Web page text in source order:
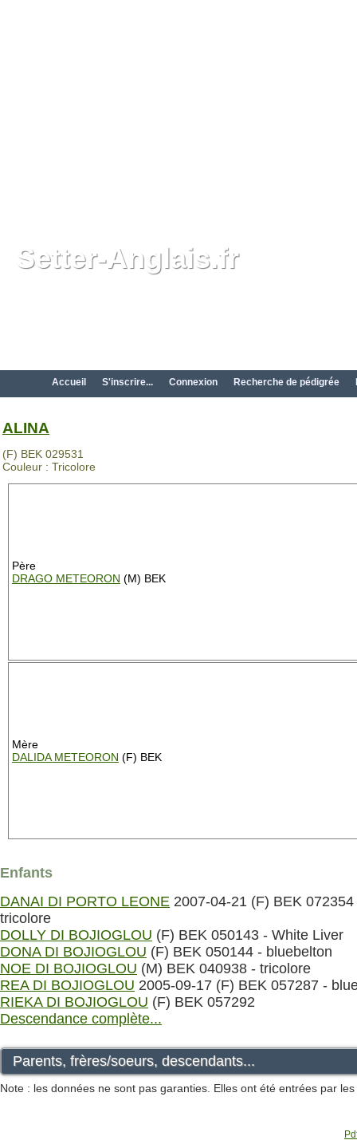
Setter-Anglais.fr
Accueil S'inscrire... Connexion Recherche de pédigrée
ALINA
(F) BEK 029531
Couleur : Tricolore
Père
DRAGO METEORON (M) BEK
Mère
DALIDA METEORON (F) BEK
Enfants
DANAI DI PORTO LEONE 2007-04-21 (F) BEK 072354
tricolore
DOLLY DI BOJIOGLOU (F) BEK 050143 - White Liver
DONA DI BOJIOGLOU (F) BEK 050144 - bluebelton
NOE DI BOJIOGLOU (M) BEK 040938 - tricolore
REA DI BOJIOGLOU 2005-09-17 (F) BEK 057287 -
RIEKA DI BOJIOGLOU (F) BEK 057292
Descendance complète...
Parents, frères/soeurs, descendants...
Note : les données ne sont pas garanties. Elles ont été entrées par